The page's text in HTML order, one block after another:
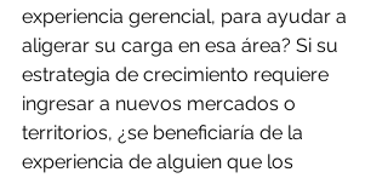
experiencia gerencial, para ayudar a
aligerar su carga en esa área? Si su
estrategia de crecimiento requiere
ingresar a nuevos mercados o
territorios, ¿se beneficiaría de la
experiencia de alguien que los